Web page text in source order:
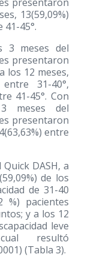
13(59,09%)
45°.
3 meses del
presentaron
los 12 meses,
31-40°,
41-45°. Con
meses del
presentaron
entre
DASH, a
de los
de 31-40
%) pacientes
y a los 12
leve
resultó
(Tabla 3).